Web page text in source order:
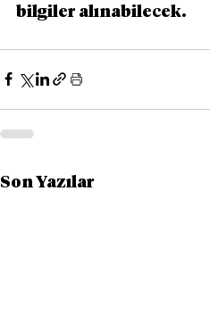
bilgiler alınabilecek.
Son Yazılar